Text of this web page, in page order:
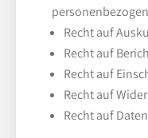
Recht auf
Recht auf
Recht auf
Recht auf
Recht auf